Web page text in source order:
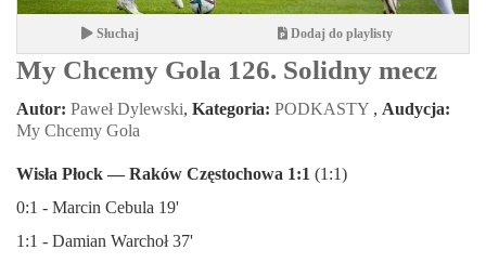
Słuchaj Dodaj do playlisty
My Chcemy Gola 126. Solidny mecz
Autor: Paweł Dylewski, Kategoria: PODKASTY , Audycja:
My Chcemy Gola
Wisła Płock — Raków Częstochowa 1:1 (1:1)
0:1 - Marcin Cebula 19'
1:1 - Damian Warchoł 37'